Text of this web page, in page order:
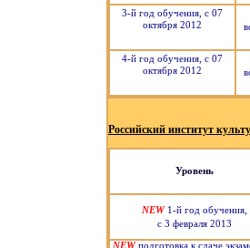
3-й год обучения, с 07
октября 2012
4-й год обучения, с 07
октября 2012
Российский институт
Уровень
NEW1-й год обучения,
с 3 февраля 2013
NEWподготовка к сдаче